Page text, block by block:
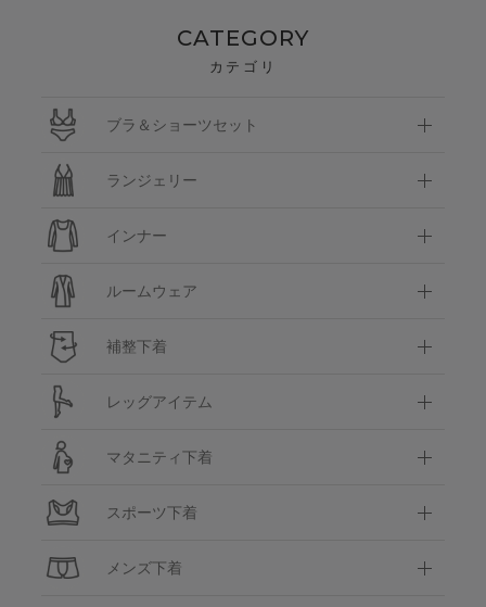
CATEGORY
カテゴリ
ブラ＆ショーツセット
ランジェリー
インナー
ルームウェア
補整下着
レッグアイテム
マタニティ下着
スポーツ下着
メンズ下着